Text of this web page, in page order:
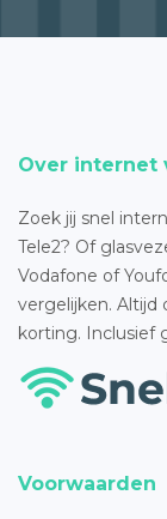
Over internet
Zoek jij snel
Tele2? Of
Vodafone of
vergelijken. Altijd
korting. Inclusief
Voorwaarden